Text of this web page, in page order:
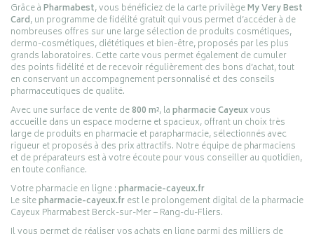
Grâce àPharmabest, vous bénéficiez de la carte privilègeMy Very Best
Card, un programme de fidélité gratuit qui vous permet d’accéder à de
nombreuses offres sur une large sélection de produits cosmétiques,
dermo-cosmétiques, diététiques et bien-être, proposés par les plus
grands laboratoires. Cette carte vous permet également de cumuler
des points fidélité et de recevoir régulièrement des bons d’achat, tout
en conservant un accompagnement personnalisé et des conseils
pharmaceutiques de qualité.
Avec une surface de vente de800 m², lapharmacie Cayeuxvous
accueille dans un espace moderne et spacieux, offrant un choix très
large de produits en pharmacie et parapharmacie, sélectionnés avec
rigueur et proposés à des prix attractifs. Notre équipe de pharmaciens
et de préparateurs est à votre écoute pour vous conseiller au quotidien,
en toute confiance.
Votre pharmacie en ligne :pharmacie-cayeux.fr
Le sitepharmacie-cayeux.frest le prolongement digital de la pharmacie
Cayeux Pharmabest Berck-sur-Mer – Rang-du-Fliers.